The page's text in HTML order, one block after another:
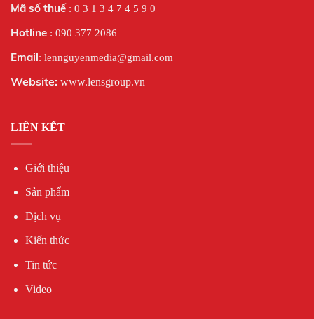
Mã số thuế : 0 3 1 3 4 7 4 5 9 0
Hotline : 090 377 2086
Email: lennguyenmedia@gmail.com
Website: www.lensgroup.vn
LIÊN KẾT
Giới thiệu
Sản phẩm
Dịch vụ
Kiến thức
Tin tức
Video